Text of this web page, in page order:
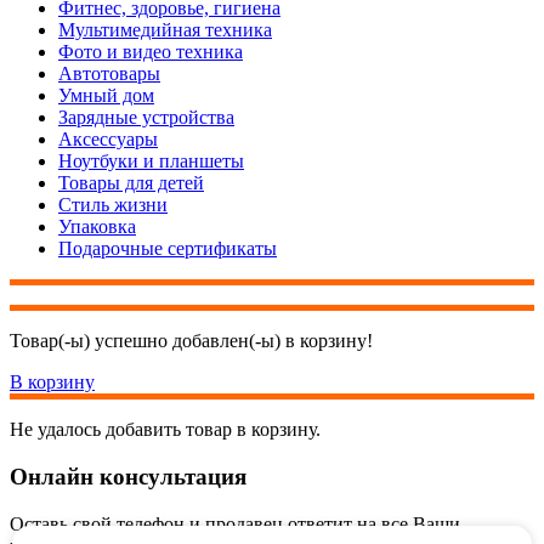
Фитнес, здоровье, гигиена
Мультимедийная техника
Фото и видео техника
Автотовары
Умный дом
Зарядные устройства
Аксессуары
Ноутбуки и планшеты
Товары для детей
Стиль жизни
Упаковка
Подарочные сертификаты
Товар(-ы) успешно добавлен(-ы) в корзину!
В корзину
Не удалось добавить товар в корзину.
Онлайн консультация
Оставь свой телефон и продавец ответит на все Ваши